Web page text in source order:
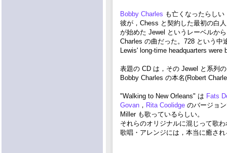
Bobby Charles も亡くなったらしい
彼が，Chess と契約した最初の白
が始めた Jewel というレーベルか
Charles の曲だった。728 という中
Lewis' long-time headquarters
表題の CD は，その Jewel と系列
Bobby Charles の本名(Robert
"Walking to New Orleans" は Fats
Govan ， Rita Coolidge のバージョ
Miller も歌っているらしい。
それらのオリジナルに混じって歌
歌唱・アレンジには，本当に癒さ